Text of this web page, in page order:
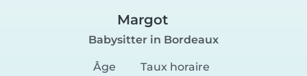
Margot
Babysitter in Bordeaux
Âge
Taux horaire